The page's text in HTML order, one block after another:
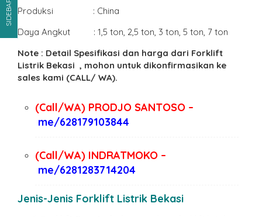
Produksi : China
Daya Angkut : 1,5 ton, 2,5 ton, 3 ton, 5 ton, 7 ton
Note : Detail Spesifikasi dan harga dari Forklift
Listrik Bekasi , mohon untuk dikonfirmasikan ke
sales kami (CALL/ WA).
(Call/WA) PRODJO SANTOSO –
me/628179103844
(Call/WA) INDRATMOKO –
me/6281283714204
Jenis-Jenis Forklift Listrik Bekasi
SIDEBAR